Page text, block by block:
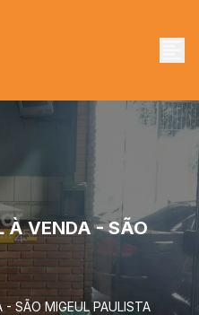
À VENDA - SÃO
- SÃO MIGEUL PAULISTA